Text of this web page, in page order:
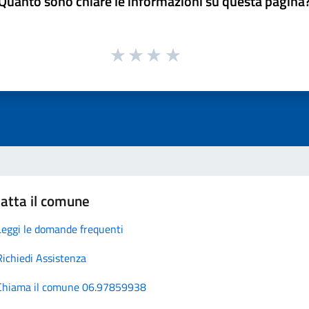
il comune
le domande frequenti
Assistenza
il comune 06.97859938